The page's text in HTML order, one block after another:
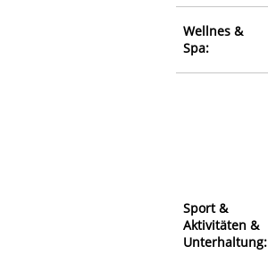
Wellnes &
Spa:
Sport &
Aktivitäten &
Unterhaltung: